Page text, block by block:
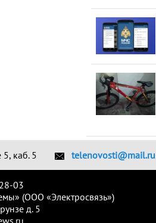
5, каб. 5 telenovosti@mail.ru
03
(ООО «Электросвязь»)
д. 5